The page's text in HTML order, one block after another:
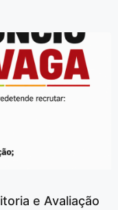
e Avaliação